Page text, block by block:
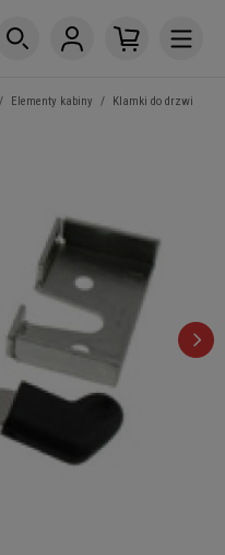
/ Elementy kabiny / Klamki do drzwi